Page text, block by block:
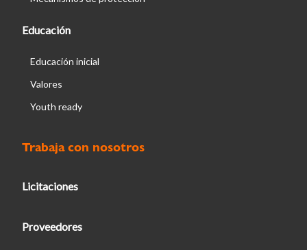
Educación
Educación inicial
Valores
Youth ready
Trabaja con nosotros
Licitaciones
Proveedores